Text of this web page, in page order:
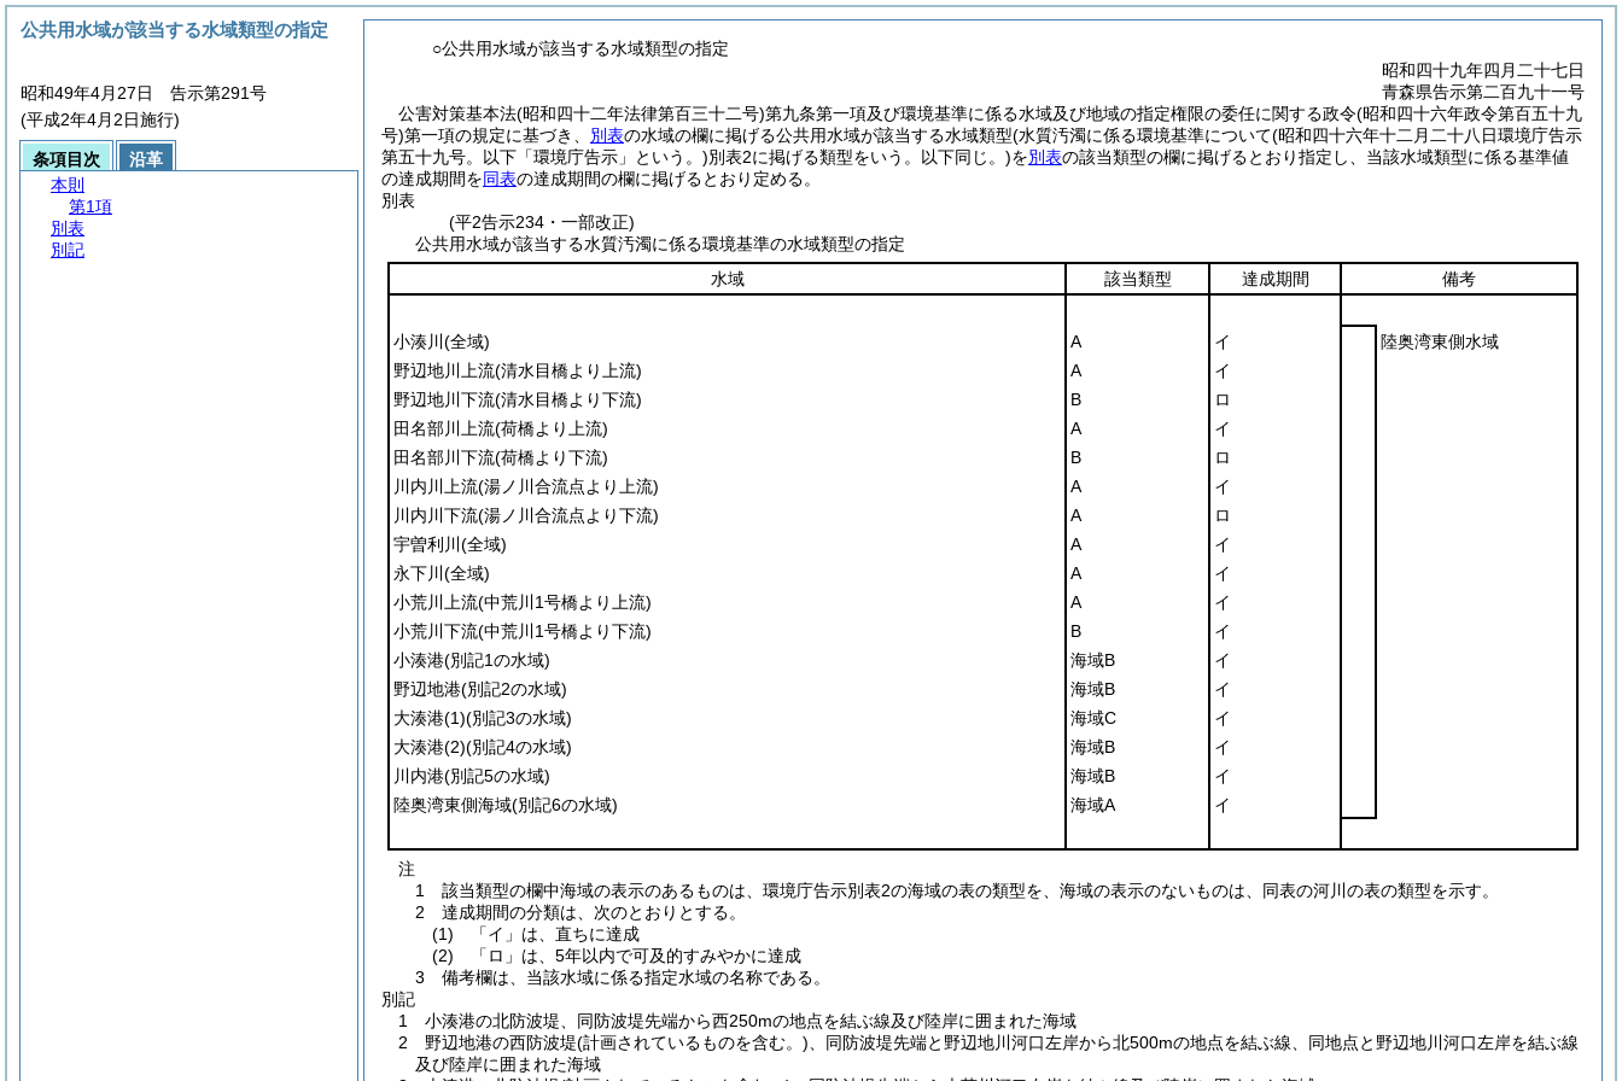
○公共用水域が該当する水域類型の指定
昭和四十九年四月二十七日
青森県告示第二百九十一号
公害対策基本法(昭和四十二年法律第百三十二号)第九条第一項及び環境基準に係る水域及び地域の指定権限の委任に関する政令(昭和四十六年政令第百五十九
号)第一項の規定に基づき、 別表の水域の欄に掲げる公共用水域が該当する水域類型(水質汚濁に係る環境基準について(昭和四十六年十二月二十八日環境庁告示
第五十九号。以下「環境庁告示」という。)別表2に掲げる類型をいう。以下同じ。)を別表の該当類型の欄に掲げるとおり指定し、当該水域類型に係る基準値
の達成期間を同表の達成期間の欄に掲げるとおり定める。
別表
(平2告示234・一部改正)
公共用水域が該当する水質汚濁に係る環境基準の水域類型の指定
水域
該当類型 達成期間 備考
小湊川 (全域) A イ
陸奥湾東側水域
野辺地川上流(清水目橋より上流) A
イ
野辺地川下流(清水目橋より下流) B
ロ
田名部川上流(荷橋より上流) A
イ
田名部川下流(荷橋より下流) B
ロ
川内川上流(湯ノ川合流点より上流) A
イ
川内川下流(湯ノ川合流点より下流) A
ロ
宇曽利川 (全域) A
イ
永下川 (全域) A
イ
小荒川上流(中荒川1号橋より上流) A
イ
小荒川下流(中荒川1号橋より下流) B
イ
小湊港(別記1の水域) 海域B
イ
野辺地港(別記2の水域) 海域B
イ
大湊港(1)(別記3の水域) 海域C
イ
大湊港(2)(別記4の水域) 海域B
イ
川内港(別記5の水域) 海域B
イ
陸奥湾東側海域(別記6の水域) 海域A イ
注
1 該当類型の欄中海域の表示のあるものは、環境庁告示別表2の海域の表の類型を、海域の表示のないものは、同表の河川の表の類型を示す。
2 達成期間の分類は、次のとおりとする。
(1) 「イ」は、直ちに達成
(2) 「ロ」は、5年以内で可及的すみやかに達成
3 備考欄は、当該水域に係る指定水域の名称である。
別記
1 小湊港の北防波堤、同防波堤先端から西250mの地点を結ぶ線及び陸岸に囲まれた海域
2 野辺地港の西防波堤(計画されているものを含む。)、同防波堤先端と野辺地川河口左岸から北500mの地点を結ぶ線、同地点と野辺地川河口左岸を結ぶ線
及び陸岸に囲まれた海域
公共用水域が該当する水域類型の指定
昭和49年4月27日 告示第291号
(平成2年4月2日施行)
条項目次
沿革
本則
第1項
別表
別記